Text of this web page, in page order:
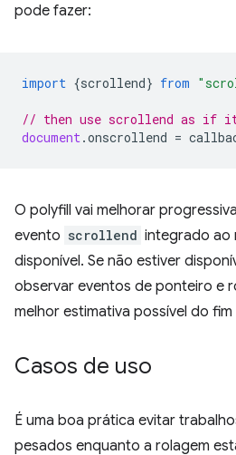
pode fazer:
import {scrollend} from
// then use scrollend as if
document.onscrollend =
O polyfill vai melhorar
evento scrollend integrado ao
disponível. Se não estiver
observar eventos de ponteiro e
melhor estimativa possível do
Casos de uso
É uma boa prática evitar
pesados enquanto a rolagem